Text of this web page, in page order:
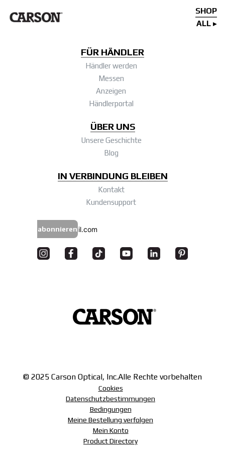
SHOP
ALL
FÜR HÄNDLER
Händler werden
Messen
Anzeigen
Händlerportal
ÜBER UNS
Unsere Geschichte
Blog
IN VERBINDUNG BLEIBEN
Kontakt
Kundensupport
abonnieren
© 2025 Carson Optical, Inc.Alle Rechte vorbehalten
Cookies
Datenschutzbestimmungen
Bedingungen
Meine Bestellung verfolgen
Mein Konto
Product Directory